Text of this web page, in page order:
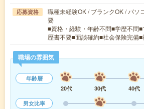
応募資格
職種未経験OK / ブランクOK / パソ
要
■資格・経験・年齢不問■学歴不問
歴書不要■面談確約■社会保険完備
職場の雰囲気
年齢層
20代
30代 40代
男女比率